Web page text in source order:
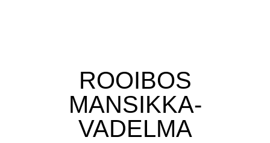
ROOIBOS
MANSIKKA-
VADELMA